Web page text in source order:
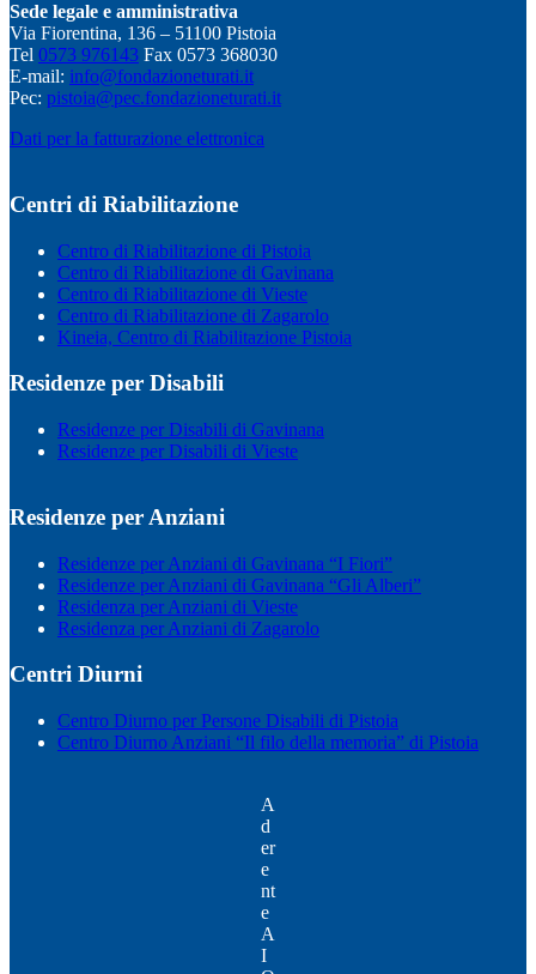
Sede legale e amministrativa
Via Fiorentina, 136 – 51100 Pistoia
Tel 0573 976143 Fax 0573 368030
E-mail: info@fondazioneturati.it
Pec: pistoia@pec.fondazioneturati.it
Dati per la fatturazione elettronica
Centri di Riabilitazione
Centro di Riabilitazione di Pistoia
Centro di Riabilitazione di Gavinana
Centro di Riabilitazione di Vieste
Centro di Riabilitazione di Zagarolo
Kineia, Centro di Riabilitazione Pistoia
Residenze per Disabili
Residenze per Disabili di Gavinana
Residenze per Disabili di Vieste
Residenze per Anziani
Residenze per Anziani di Gavinana “I Fiori”
Residenze per Anziani di Gavinana “Gli Alberi”
Residenza per Anziani di Vieste
Residenza per Anziani di Zagarolo
Centri Diurni
Centro Diurno per Persone Disabili di Pistoia
Centro Diurno Anziani “Il filo della memoria” di Pistoia
A
d
er
e
nt
e
A
I